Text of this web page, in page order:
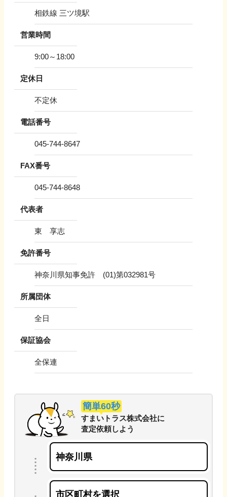
相鉄線 三ツ境駅
営業時間
9:00～18:00
定休日
不定休
電話番号
045-744-8647
FAX番号
045-744-8648
代表者
東 享志
免許番号
神奈川県知事免許 (01)第032981号
所属団体
全日
保証協会
全保連
簡単60秒
すまいトラス株式会社に
査定依頼しよう